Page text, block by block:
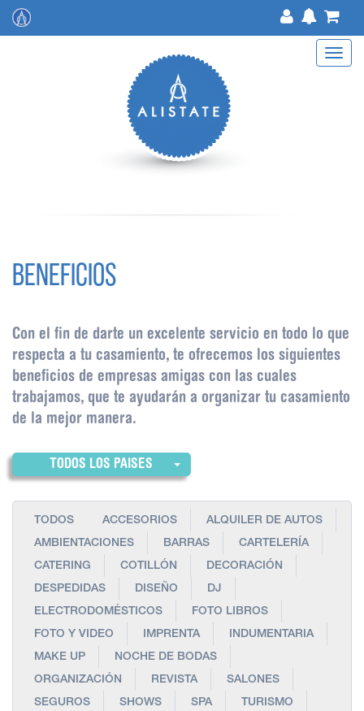
Toggle
BENEFICIOS
Con el fin de darte un excelente servicio en todo lo que
respecta a tu casamiento, te ofrecemos los siguientes
beneficios de empresas amigas con las cuales
trabajamos, que te ayudarán a organizar tu casamiento
de la mejor manera.
TODOS LOS PAISES
TODOS ACCESORIOS
ALQUILER DE AUTOS
AMBIENTACIONES
BARRAS
CARTELERÍA
CATERING
COTILLÓN
DECORACIÓN
DESPEDIDAS
DISEÑO
DJ
ELECTRODOMÉSTICOS
FOTO LIBROS
FOTO Y VIDEO
IMPRENTA
INDUMENTARIA
MAKE UP
NOCHE DE BODAS
ORGANIZACIÓN
REVISTA
SALONES
SEGUROS
SHOWS SPA
TURISMO